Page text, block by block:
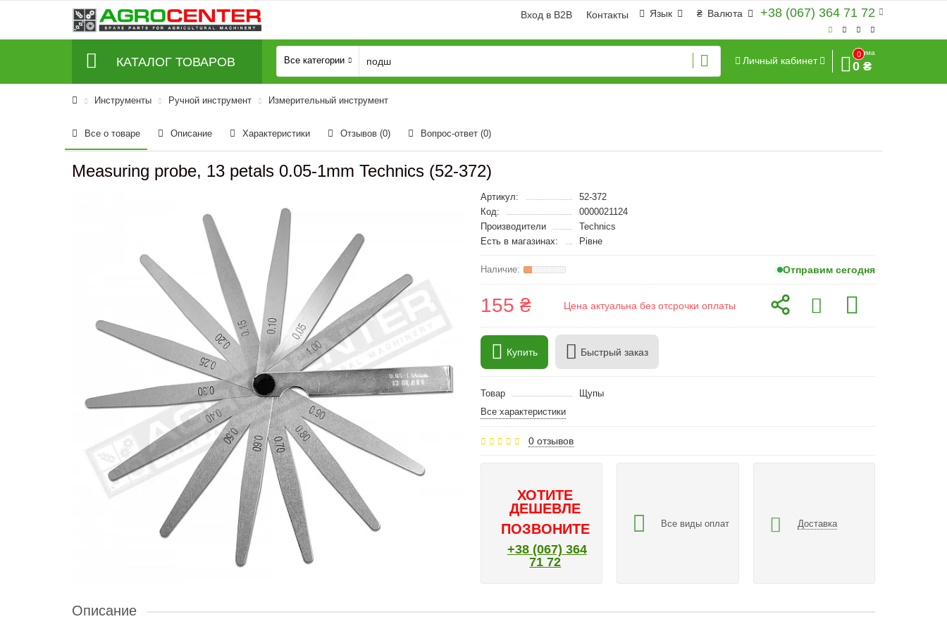
+38 (067) 364 71 72
₴ Валюта
Язык
Вход в B2B Контакты
КАТАЛОГ ТОВАРОВ Все категории Личный кабинет
0
Сумма
0 ₴
Инструменты Ручной инструмент Измерительный инструмент
Все о товаре Описание Характеристики Отзывов (0) Вопрос-ответ (0)
Measuring probe, 13 petals 0.05-1mm Technics (52-372)
Артикул:
52-372
Код:
0000021124
Производители
Technics
Есть в магазинах:
Рівне
Отправим сегодня
155 ₴ Цена актуальна без отсрочки оплаты
Купить Быстрый заказ
Товар
Щупы
Все характеристики
0 отзывов
ХОТИТЕ
ДЕШЕВЛЕ
ПОЗВОНИТЕ
+38 (067) 364
71 72
Все виды оплат Доставка
Описание